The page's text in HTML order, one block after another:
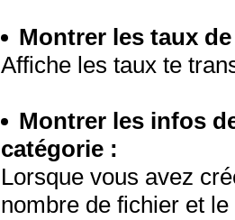
Montrer les taux
Affiche les taux te
Montrer les infos
catégorie :
Lorsque vous avez
nombre de fichier et